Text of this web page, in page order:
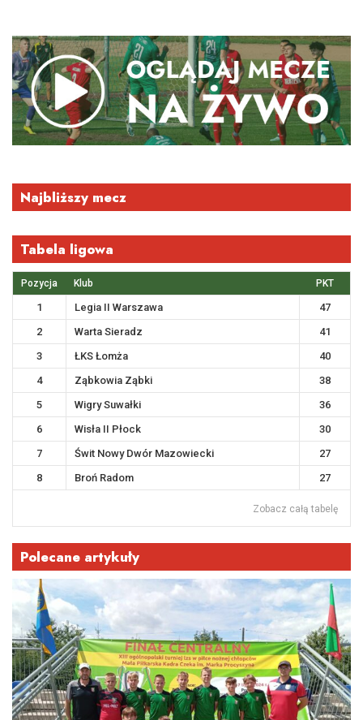
Najbliższy mecz
Tabela ligowa
Pozycja Klub PKT
1 Legia II Warszawa
47
2
Warta Sieradz
41
3
ŁKS Łomża
40
4
Ząbkowia Ząbki
38
5
Wigry Suwałki
36
6
Wisła II Płock
30
7
Świt Nowy Dwór Mazowiecki
27
8
Broń Radom 27
Zobacz całą tabelę
Polecane artykuły